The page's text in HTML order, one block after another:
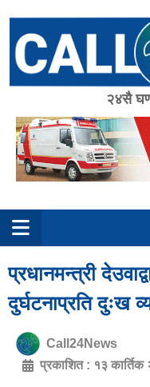
content
२४सै
प्रधानमन्त्री
दुर्घटनाप्रति दुःख
Call24News
प्रकाशित : १३